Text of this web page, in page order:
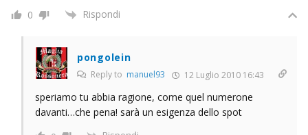
0 Rispondi
pongolein
Reply to manuel93 12 Luglio 2010 16:43
speriamo tu abbia ragione, come quel numerone
davanti…che pena! sarà un esigenza dello spot